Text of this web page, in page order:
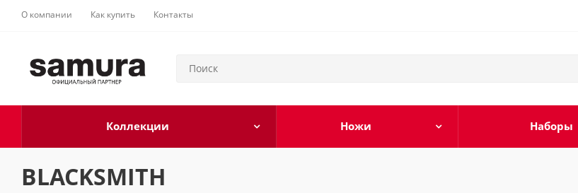
О компании Как купить Контакты
Коллекции Ножи Наборы
BLACKSMITH